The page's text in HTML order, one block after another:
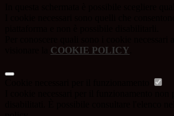
COOKIE POLICY